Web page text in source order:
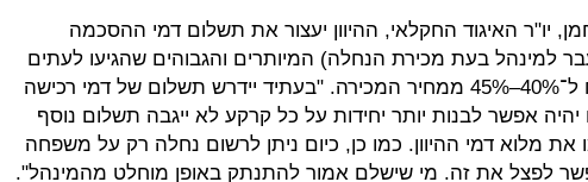
יו"ר האיגוד החקלאי, ההיוון יעצור את תשלום דמי ההסכמה
למינהל בעת מכירת הנחלה) המיותרים והגבוהים שהגיעו לעתים
עם מס השבח ל־40%–45% ממחיר המכירה. "בעתיד יידרש תשלום של דמי רכישה
יהיה אפשר לבנות יותר יחידות על כל קרקע לא ייגבה תשלום נוסף
מלוא דמי ההיוון. כמו כן, כיום ניתן לרשום נחלה רק על משפחה
לפצל את זה. מי שישלם אמור להתנתק באופן מוחלט מהמינהל".